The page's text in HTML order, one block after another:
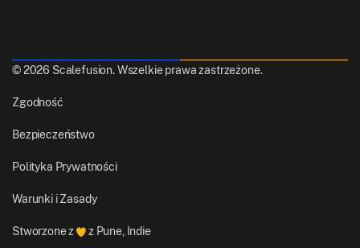
© 2026 Scalefusion. Wszelkie prawa zastrzeżone.
Zgodność
Bezpieczeństwo
Polityka Prywatności
Warunki i Zasady
Stworzone z z Pune, Indie